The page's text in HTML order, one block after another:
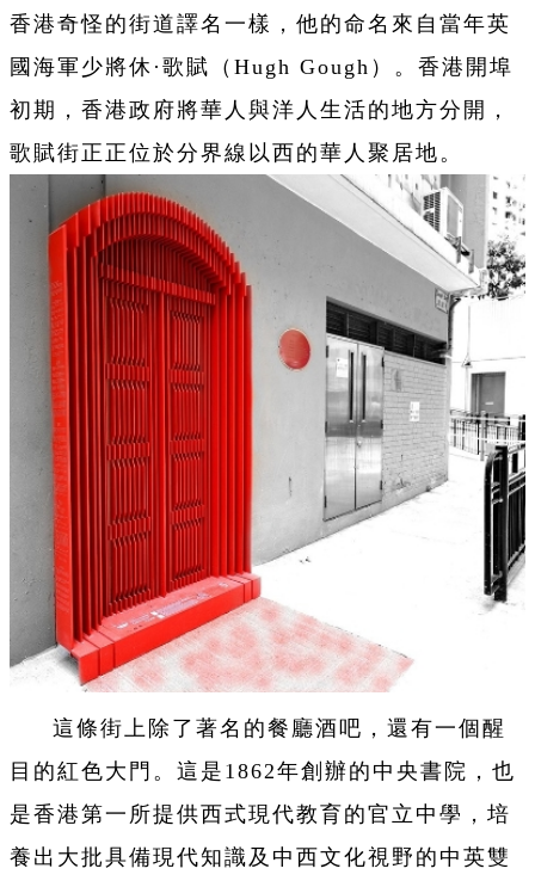
香港奇怪的街道譯名一樣，他的命名來自當年英
國海軍少將休·歌賦（Hugh Gough）。香港開埠
初期，香港政府將華人與洋人生活的地方分開，
歌賦街正正位於分界線以西的華人聚居地。
這條街上除了著名的餐廳酒吧，還有一個醒
目的紅色大門。這是1862年創辦的中央書院，也
是香港第一所提供西式現代教育的官立中學，培
養出大批具備現代知識及中西文化視野的中英雙